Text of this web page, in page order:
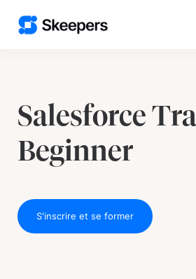
Salesforce
Beginner
S'inscrire et se former